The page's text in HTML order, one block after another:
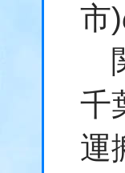
市
千
運